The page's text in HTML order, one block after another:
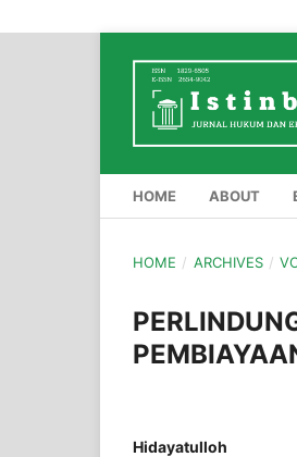
HOME ABOUT
HOME / ARCHIVES /
Hidayatulloh